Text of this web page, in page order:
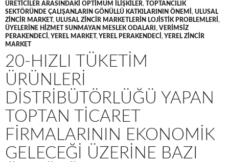
ÜRETICILER ARASINDAKI OPTIMUM ILIŞKILER, TOPTANCILIK
SEKTÖRÜNDE ÇALIŞANLARIN GÖNÜLLÜ KATKILARININ ÖNEMI , ULUSAL
ZINCIR MARKET, ULUSAL ZINCIR MARKETLERIN LOJISTIK PROBLEMLERI ,
ÜYELERINE HIZMET SUNMAYAN MESLEK ODALARI , VERIMSIZ
PERAKENDECI ,YEREL MARKET,YEREL PERAKENDECI ,YEREL ZINCIR
MARKET
20-HIZLI TÜKETIM
ÜRÜNLERI
DISTRIBÜTÖRLÜĞÜ YAPAN
TOPTAN TICARET
FIRMALARININ EKONOMIK
GELECEĞI ÜZERINE BAZI